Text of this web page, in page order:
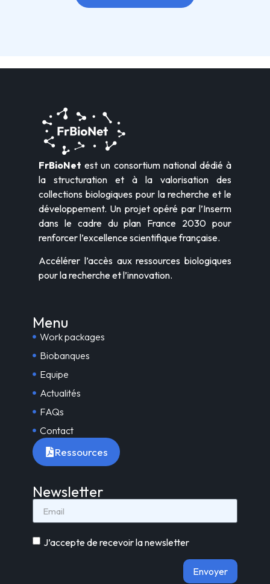
FrBioNet est un consortium national dédié à
la structuration et à la valorisation des
collections biologiques pour la recherche et le
développement. Un projet opéré par l’Inserm
dans le cadre du plan France 2030 pour
renforcer l’excellence scientifique française.
Accélérer l’accès aux ressources biologiques
pour la recherche et l’innovation.
Menu
Work packages
Biobanques
Equipe
Actualités
FAQs
Contact
Ressources
Newsletter
J’accepte de recevoir la newsletter
Envoyer